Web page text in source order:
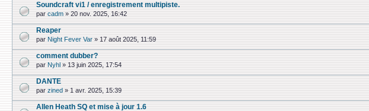
Soundcraft vi1 / enregistrement multipiste.
par cadm » 20 nov. 2025, 16:42
Reaper
par Night Fever Var » 17 août 2025, 11:59
comment dubber?
par Nyhl » 13 juin 2025, 17:54
DANTE
par zined » 1 avr. 2025, 15:39
Allen Heath SQ et mise à jour 1.6